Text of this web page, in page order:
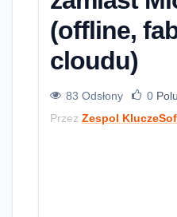
(offline,
cloudu)
83 Odsłony 0
Przez Zespol